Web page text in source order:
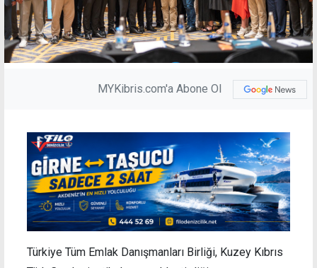
MYKibris.com'a Abone Ol
Türkiye Tüm Emlak Danışmanları Birliği, Kuzey Kıbrıs